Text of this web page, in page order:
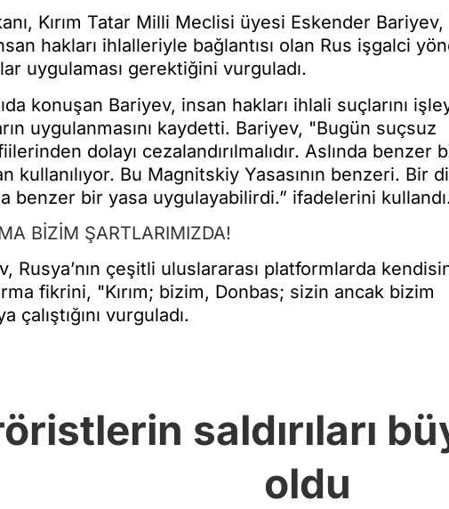
Kırım Tatar Milli Meclisi üyesi Eskender Bariyev,
hakları ihlalleriyle bağlantısı olan Rus işgalci
uygulaması gerektiğini vurguladı.
konuşan Bariyev, insan hakları ihlali suçlarını
uygulanmasını kaydetti. Bariyev, "Bugün suçsuz
dolayı cezalandırılmalıdır. Aslında benzer
kullanılıyor. Bu Magnitskiy Yasasının benzeri. Bir
benzer bir yasa uygulayabilirdi.” ifadelerini
BİZİM ŞARTLARIMIZDA!
Rusya’nın çeşitli uluslararası platformlarda
fikrini, "Kırım; bizim, Donbas; sizin ancak bizim
vurguladı.
saldırıları
oldu